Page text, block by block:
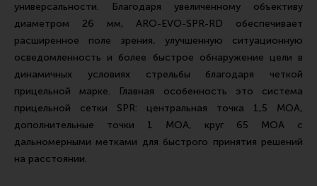
Обзоры
Фотоотчеты
универсальности. Благодаря увеличенному объективу
диаметром 26 мм, ARO-EVO-SPR-RD обеспечивает
расширенное поле зрения, улучшенную ситуационную
осведомленность и более быстрое обнаружение цели в
динамичных условиях стрельбы благодаря четкой
прицельной марке. Главная особенность это система
прицельной сетки SPR: центральная точка 1,5 MOA,
дополнительные точки 1 MOA, круг 65 MOA c
дальномерными метками для быстрого принятия решений
на расстоянии.